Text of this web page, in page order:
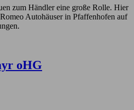
zum Händler eine große Rolle. Hier
Autohäuser in Pfaffenhofen auf
oHG